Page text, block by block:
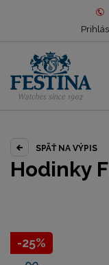
SPÄŤ NA VÝPIS
Hodinky
-25%